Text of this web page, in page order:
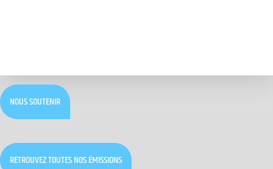
NOUS SOUTENIR
RETROUVEZ TOUTES NOS ÉMISSIONS